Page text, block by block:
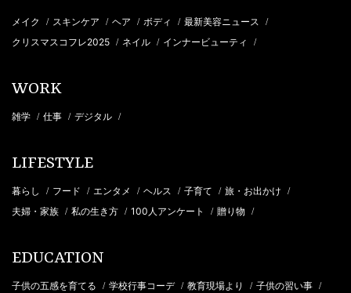
メイク / スキンケア / ヘア / ボディ / 最新美容ニュース /
クリスマスコフレ2025 / ネイル / インナービューティ /
WORK
雑学 / 仕事 / デジタル /
LIFESTYLE
暮らし / フード / エンタメ / ヘルス / 子育て / 旅・お出かけ /
夫婦・家族 / 私の生き方 / 100人アンケート / 贈り物 /
EDUCATION
子供の五感を育てる / 学校行事コーデ / 教育現場より / 子供の習い事 /